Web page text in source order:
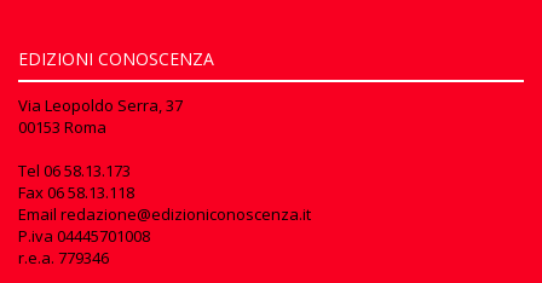
EDIZIONI CONOSCENZA
Via Leopoldo Serra, 37
00153 Roma
Tel 06 58.13.173
Fax06 58.13.118
Email redazione@edizioniconoscenza.it
P.iva 04445701008
r.e.a. 779346